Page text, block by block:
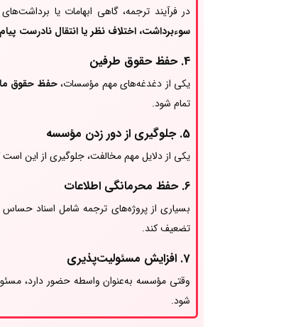
در فرآیند ترجمه، گاهی ابهامات یا
سوءبرداشت، اختلاف نظر یا انتقال نادرست پیام
4. حفظ حقوق طرفین
یکی از دغدغه‌های مهم مؤسسات،حفظ حقوق
تمام شود.
5. جلوگیری از دور زدن مؤسسه
یکی از دلایل مهم مخالفت، جلوگیری از این
6. حفظ محرمانگی اطلاعات
بسیاری از پروژه‌های ترجمه شامل اسناد
تضعیف کند.
7. افزایش مسئولیت‌پذیری
وقتی مؤسسه به‌عنوان واسطه حضور دارد،
شود.